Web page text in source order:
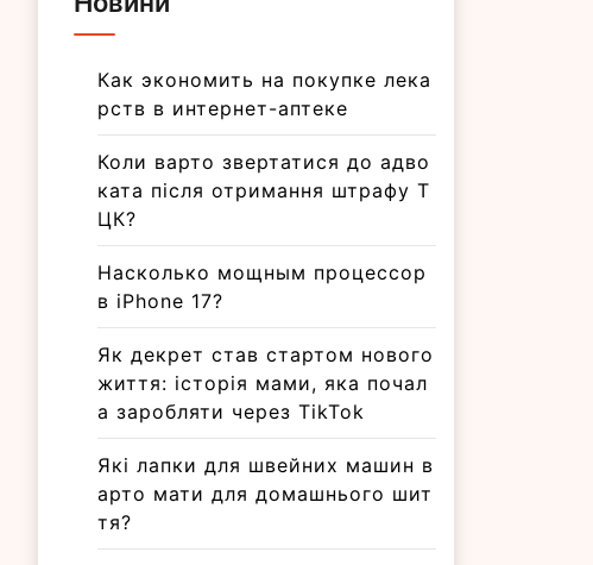
Как экономить на покупке лека
рств в интернет-аптеке
Коли варто звертатися до адво
ката після отримання штрафу Т
ЦК?
Насколько мощным процессор
в iPhone 17?
Як декрет став стартом нового
життя: історія мами, яка почал
а заробляти через TikTok
Які лапки для швейних машин в
арто мати для домашнього шит
тя?